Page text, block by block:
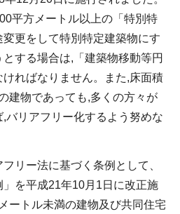
平方メートル以上の「特別特
更をして特別特定建築物にす
する場合は,「建築物移動等円
ればなりません。また,床面積
建物であっても,多くの方々が
バリアフリー化するよう努めな
リー法に基づく条例として、
」を平成21年10月1日に改正施
ートル未満の建物及び共同住宅